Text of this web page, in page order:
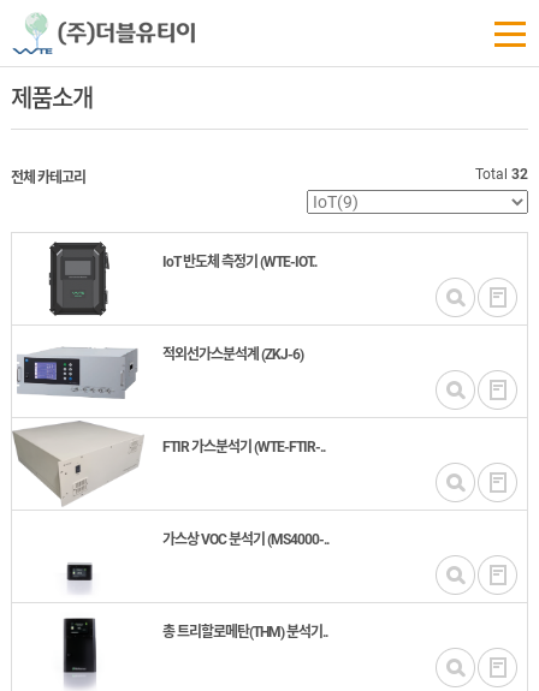
제품소개
전체 카테고리 Total32
IoT 반도체 측정기 (WTE-IOT..
적외선가스분석계 (ZKJ-6)
FTIR 가스분석기 (WTE-FTIR-..
가스상 VOC 분석기 (MS4000-..
총 트리할로메탄(THM) 분석기..